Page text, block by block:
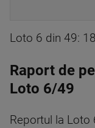
Loto 6 din 49:
Raport de
Loto 6/49
Reportul la Loto